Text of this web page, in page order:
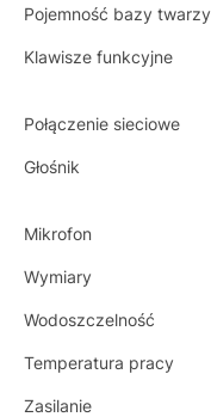
Pojemność bazy twarzy
Klawisze funkcyjne
Połączenie sieciowe
Głośnik
Mikrofon
Wymiary
Wodoszczelność
Temperatura pracy
Zasilanie